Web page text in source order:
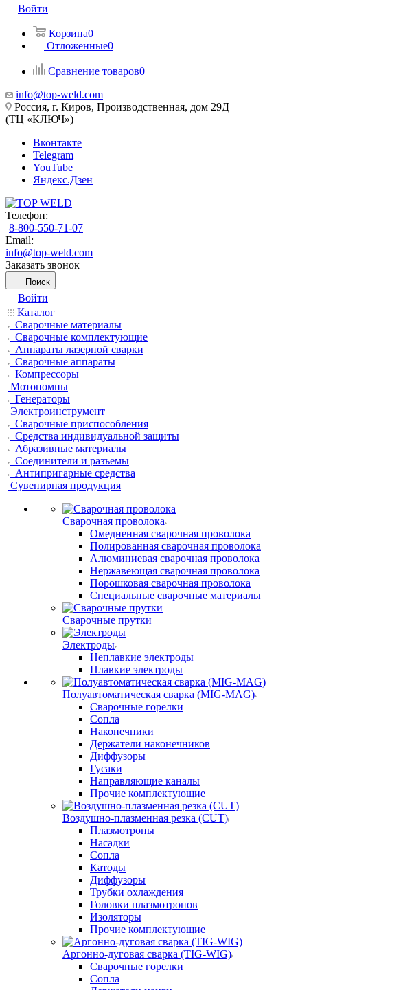
Войти
Корзина0
Отложенные0
Сравнение товаров0
info@top-weld.com
Россия, г. Киров, Производственная, дом 29Д
(ТЦ «КЛЮЧ»)
Вконтакте
Telegram
YouTube
Яндекс.Дзен
Телефон:
8-800-550-71-07
Email:
info@top-weld.com
Заказать звонок
Поиск
Войти
Каталог
Сварочные материалы
Сварочные комплектующие
Аппараты лазерной сварки
Сварочные аппараты
Компрессоры
Мотопомпы
Генераторы
Электроинструмент
Сварочные приспособления
Средства индивидуальной защиты
Абразивные материалы
Соединители и разъемы
Антипригарные средства
Сувенирная продукция
Сварочная проволока
Омедненная сварочная проволока
Полированная сварочная проволока
Алюминиевая сварочная проволока
Нержавеющая сварочная проволока
Порошковая сварочная проволока
Специальные сварочные материалы
Сварочные прутки
Электроды
Неплавкие электроды
Плавкие электроды
Полуавтоматическая сварка (MIG-MAG)
Сварочные горелки
Сопла
Наконечники
Держатели наконечников
Диффузоры
Гусаки
Направляющие каналы
Прочие комплектующие
Воздушно-плазменная резка (CUT)
Плазмотроны
Насадки
Сопла
Катоды
Диффузоры
Трубки охлаждения
Головки плазмотронов
Изоляторы
Прочие комплектующие
Аргонно-дуговая сварка (TIG-WIG)
Сварочные горелки
Сопла